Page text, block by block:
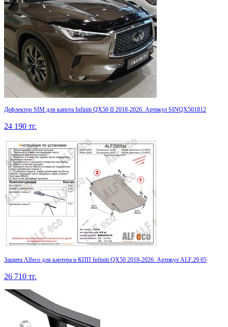
Дефлектор SIM для капота Infiniti QX50 II 2018-2026. Артикул SINQX501812
24 190 тг.
Защита Alfeco для картера и КПП Infiniti QX50 2018-2026. Артикул ALF.29.05
26 710 тг.